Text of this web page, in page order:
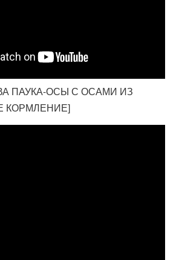
ПАУКА-ОСЫ С ОСАМИ ИЗ
КОРМЛЕНИЕ]